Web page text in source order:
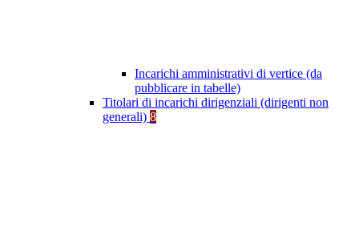
Incarichi amministrativi di vertice (da
pubblicare in tabelle)
Titolari di incarichi dirigenziali (dirigenti non
generali) 8